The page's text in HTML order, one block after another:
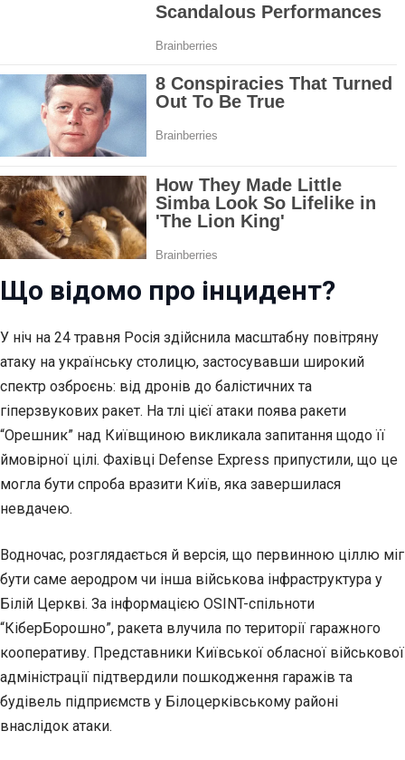
Що відомо про інцидент?
У ніч на 24 травня Росія здійснила масштабну повітряну
атаку на українську столицю, застосувавши широкий
спектр озброєнь: від дронів до балістичних та
гіперзвукових ракет. На тлі цієї атаки поява ракети
“Орешник” над Київщиною викликала запитання щодо її
ймовірної цілі. Фахівці Defense Express припустили, що це
могла бути спроба вразити Київ, яка завершилася
невдачею.
Водночас, розглядається й версія, що первинною ціллю міг
бути саме аеродром чи інша військова інфраструктура у
Білій Церкві. За інформацією OSINT-спільноти
“КіберБорошно”, ракета влучила по території гаражного
кооперативу. Представники Київської обласної військової
адміністрації підтвердили пошкодження гаражів та
будівель підприємств у Білоцерківському районі
внаслідок атаки.